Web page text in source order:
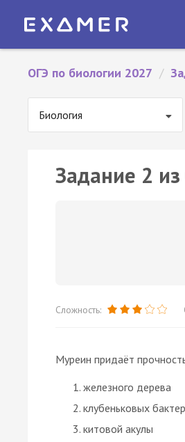
ОГЭ по биологии 2027 /
Биология
Задание 2
Сложность:
Муреин придаёт
железного дерева
клубеньковых
китовой акулы